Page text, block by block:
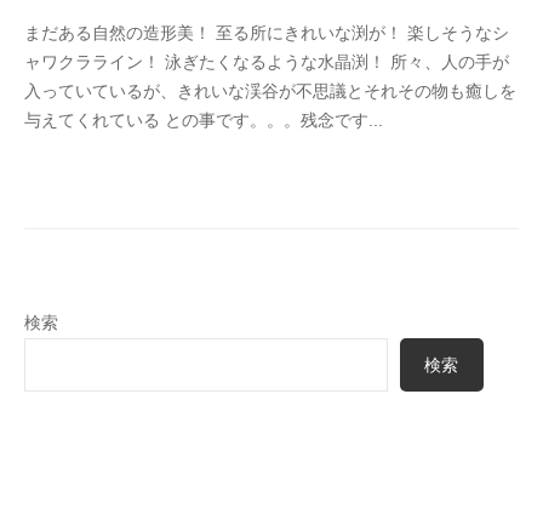
まだある自然の造形美！ 至る所にきれいな渕が！ 楽しそうなシ
ャワクラライン！ 泳ぎたくなるような水晶渕！ 所々、人の手が
入っていているが、きれいな渓谷が不思議とそれその物も癒しを
与えてくれている との事です。。。残念です...
検索
検索